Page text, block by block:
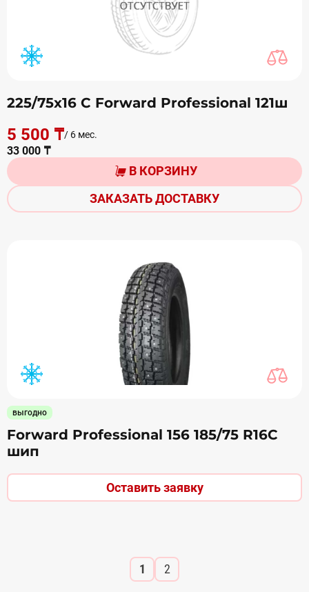
225/75х16 С Forward Professional 121ш
5 500 ₸/ 6 мес.
33 000 ₸
В КОРЗИНУ
ЗАКАЗАТЬ ДОСТАВКУ
выгодно
Forward Professional 156 185/75 R16С
шип
Оставить заявку
1 2